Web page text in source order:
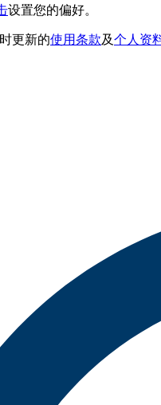
设置您的偏好。
更新的使用条款及个人资